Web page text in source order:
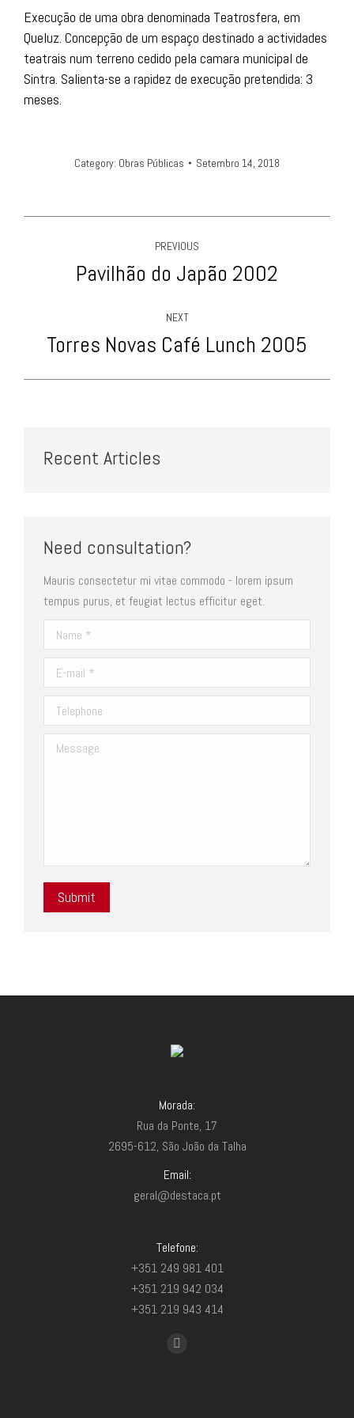
Execução de uma obra denominada Teatrosfera, em
Queluz. Concepção de um espaço destinado a actividades
teatrais num terreno cedido pela camara municipal de
Sintra. Salienta-se a rapidez de execução pretendida: 3
meses.
Category: Obras Públicas Setembro 14, 2018
navigation
PREVIOUS
Previous
Pavilhão do Japão 2002
NEXT
Next
Torres Novas Café Lunch 2005
Recent Articles
Need consultation?
Mauris consectetur mi vitae commodo - lorem ipsum
tempus purus, et feugiat lectus efficitur eget.
Name *
E-mail *
Telephone
Message
Submit
Morada:
Rua da Ponte, 17
2695-612, São João da Talha
Email:
geral@destaca.pt
Telefone:
+351 249 981 401
+351 219 942 034
+351 219 943 414
Facebook